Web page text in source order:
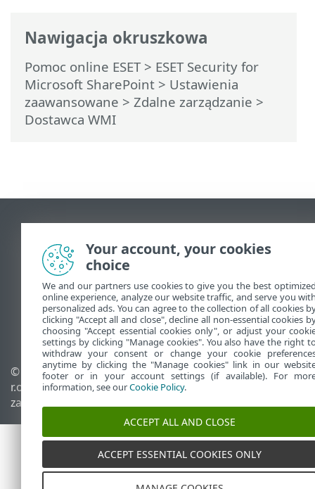
Nawigacja okruszkowa
Pomoc online ESET> ESET Security for
Microsoft SharePoint > Ustawienia
zaawansowane > Zdalne zarządzanie >
Dostawca WMI
Wyświetl witrynę internetową dla
komputerów
End of Life
Baza wiedzy ESET
Forum ESET
ESET Status Portal
Pomoc regionalna
© 1992 - 2025 ESET, spol. s
r.o. – Wszelkie prawa
zastrzeżone.
Zarządzaj plikami cookie
Polityka dotycząca plików
Your account, your cookies
choice
We and our partners use cookies to give you the best
online experience, analyze our website traffic, and serve you
personalized ads. You can agree to the collection of all cookies
clicking "Accept all and close", decline all non-essential cookies
choosing "Accept essential cookies only", or adjust your
settings by clicking "Manage cookies". You also have the right
withdraw your consent or change your cookie
anytime by clicking the "Manage cookies" link in our
footer or in your account settings (if available). For
information, see ourCookie Policy.
ACCEPT ALL AND CLOSE
ACCEPT ESSENTIAL COOKIES ONLY